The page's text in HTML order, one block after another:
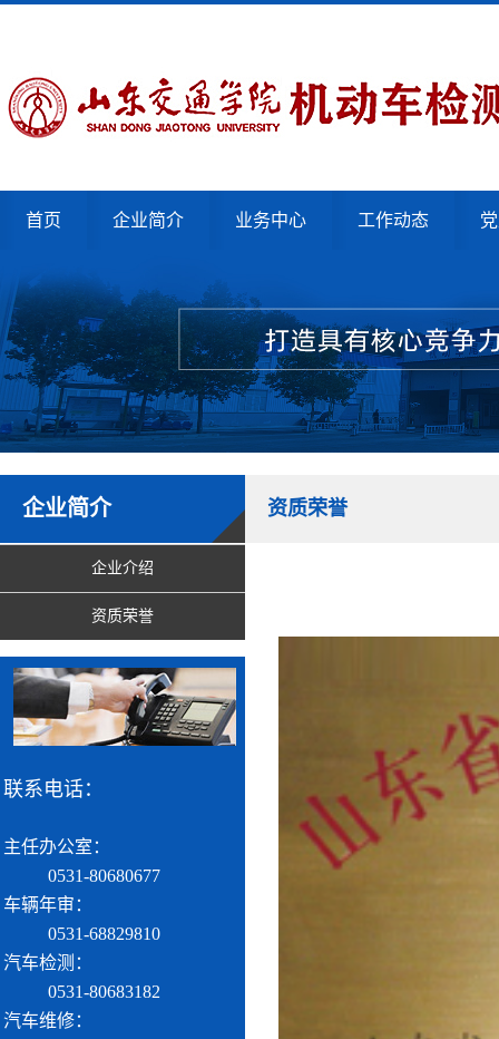
首页 企业简介 业务中心 工作动态
企业简介
企业介绍
资质荣誉
联系电话：
主任办公室：
0531-80680677
车辆年审：
0531-68829810
汽车检测：
0531-80683182
汽车维修：
资质荣誉